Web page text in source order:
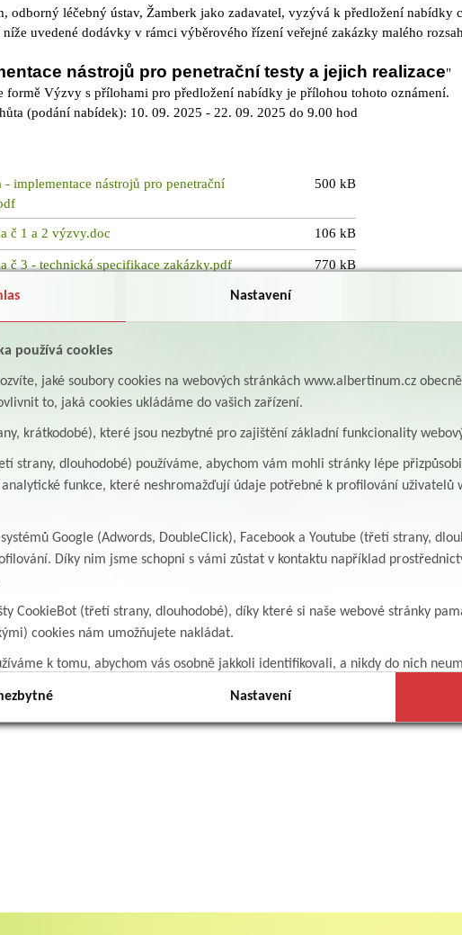
odborný léčebný ústav, Žamberk jako zadavatel, vyzývá k předložení nabídky
uvedené dodávky v rámci výběrového řízení veřejné zakázky malého
nástrojů pro penetrační testy a jejich realizace"
formě Výzvy s přílohami pro předložení nabídky je přílohou tohoto oznámení.
(podání nabídek): 10. 09. 2025 - 22. 09. 2025 do 9.00 hod
- implementace nástrojů pro penetrační
500 kB
č 1 a 2 výzvy.doc 106 kB
č 3 - technická specifikace zakázky.pdf 770 kB
Nastavení
používá cookies
jaké soubory cookies na webových stránkách www.albertinum.cz
to, jaká cookies ukládáme do vašich zařízení.
krátkodobé), které jsou nezbytné pro zajištění základní funkcionality
strany, dlouhodobé) používáme, abychom vám mohli stránky lépe
funkce, které neshromažďují údaje potřebné k profilování uživatelů
Google (Adwords, DoubleClick), Facebook a Youtube (třetí strany,
Díky nim jsme schopni s vámi zůstat v kontaktu například
CookieBot (třetí strany, dlouhodobé), díky které si naše webové stránky
cookies nám umožňujete nakládat.
k tomu, abychom vás osobně jakkoli identifikovali, a nikdy do nich
Nastavení